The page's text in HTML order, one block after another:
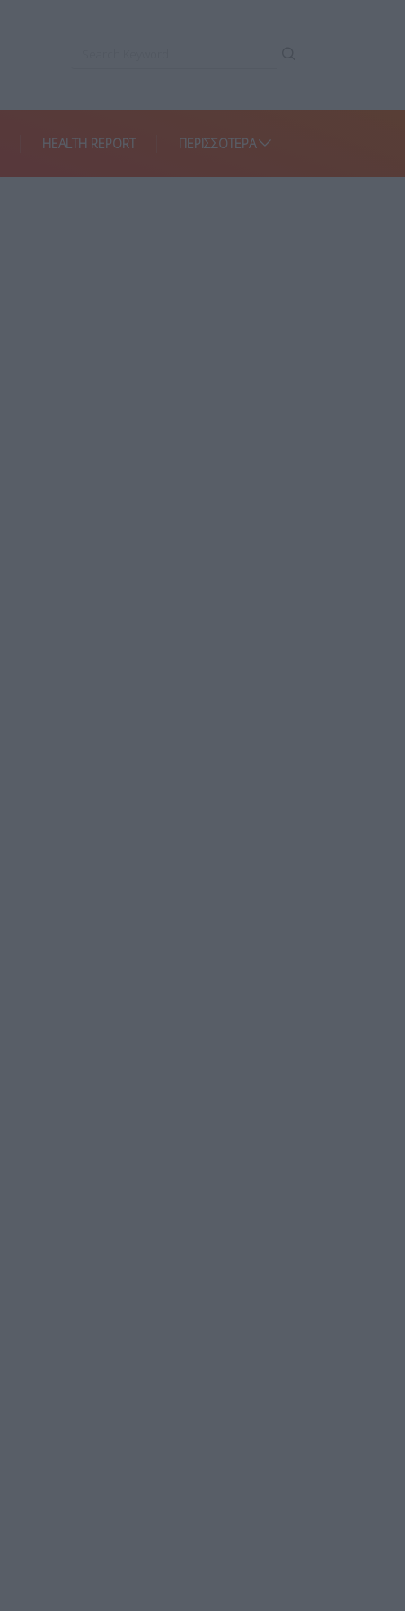
HEALTH REPORT ΠΕΡΙΣΣΌΤΕΡΑ